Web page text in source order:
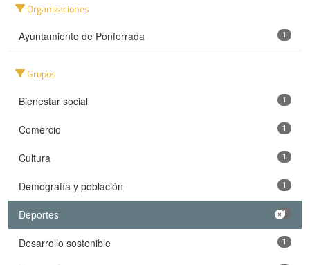
Organizaciones
Ayuntamiento de Ponferrada 1
Grupos
Bienestar social 1
Comercio 1
Cultura 1
Demografía y población 1
Deportes 1
Desarrollo sostenible 1